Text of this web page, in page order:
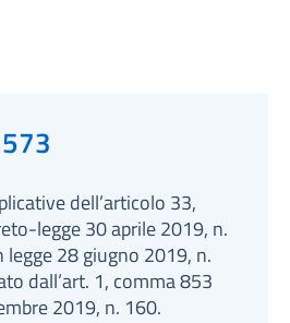
dell’articolo 33,
legge 30 aprile 2019, n.
28 giugno 2019, n.
dall’art. 1, comma 853
2019, n. 160.